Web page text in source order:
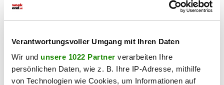
Verantwortungsvoller Umgang mit Ihren Daten
Wir und unsere 1022 Partner verarbeiten Ihre
persönlichen Daten, wie z. B. Ihre IP-Adresse, mithilfe
von Technologien wie Cookies, um Informationen auf